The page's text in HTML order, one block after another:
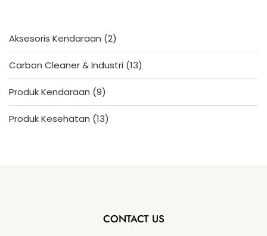
Aksesoris Kendaraan 22
products
Carbon Cleaner & Industri 1313
products
Produk Kendaraan 99
products
Produk Kesehatan 1313
CONTACT US